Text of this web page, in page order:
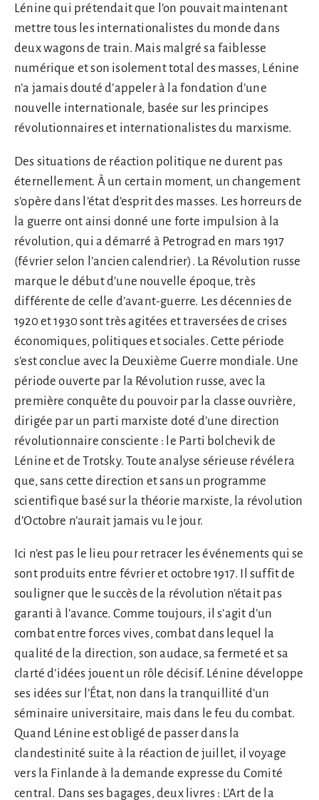
Lénine qui prétendait que l’on pouvait maintenant
mettre tous les internationalistes du monde dans
deux wagons de train. Mais malgré sa faiblesse
numérique et son isolement total des masses, Lénine
n’a jamais douté d’appeler à la fondation d’une
nouvelle internationale, basée sur les principes
révolutionnaires et internationalistes du marxisme.
Des situations de réaction politique ne durent pas
éternellement. À un certain moment, un changement
s’opère dans l’état d’esprit des masses. Les horreurs de
la guerre ont ainsi donné une forte impulsion à la
révolution, qui a démarré à Petrograd en mars 1917
(février selon l’ancien calendrier). La Révolution russe
marque le début d’une nouvelle époque, très
différente de celle d’avant-guerre. Les décennies de
1920 et 1930 sont très agitées et traversées de crises
économiques, politiques et sociales. Cette période
s’est conclue avec la Deuxième Guerre mondiale. Une
période ouverte par la Révolution russe, avec la
première conquête du pouvoir par la classe ouvrière,
dirigée par un parti marxiste doté d’une direction
révolutionnaire consciente : le Parti bolchevik de
Lénine et de Trotsky. Toute analyse sérieuse révélera
que, sans cette direction et sans un programme
scientifique basé sur la théorie marxiste, la révolution
d’Octobre n’aurait jamais vu le jour.
Ici n’est pas le lieu pour retracer les événements qui se
sont produits entre février et octobre 1917. Il suffit de
souligner que le succès de la révolution n’était pas
garanti à l’avance. Comme toujours, il s’agit d’un
combat entre forces vives, combat dans lequel la
qualité de la direction, son audace, sa fermeté et sa
clarté d’idées jouent un rôle décisif. Lénine développe
ses idées sur l’État, non dans la tranquillité d’un
séminaire universitaire, mais dans le feu du combat.
Quand Lénine est obligé de passer dans la
clandestinité suite à la réaction de juillet, il voyage
vers la Finlande à la demande expresse du Comité
central. Dans ses bagages, deux livres : L’Art de la